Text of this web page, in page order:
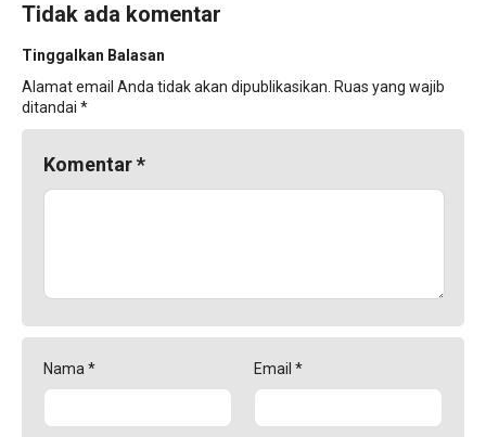
Tidak ada komentar
Tinggalkan Balasan
Alamat email Anda tidak akan dipublikasikan. Ruas yang wajib
ditandai *
Komentar*
Nama * Email *